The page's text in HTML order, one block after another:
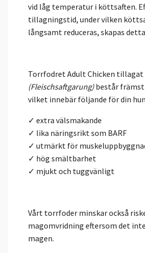
vid låg temperatur i köttsaften.
tillagningstid, under vilken
långsamt reduceras, skapas
Torrfodret Adult Chicken tillagat
(Fleischsaftgarung) består
vilket innebär följande för din
✓ extra välsmakande
✓ lika näringsrikt som BARF
✓ utmärkt för
✓ hög smältbarhet
✓ mjukt och tuggvänligt
Vårt torrfoder minskar också
magomvridning eftersom det
magen.